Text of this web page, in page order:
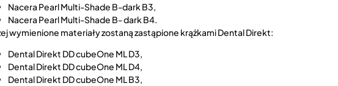
Nacera Pearl Multi-Shade B-dark B3,
Nacera Pearl Multi-Shade B- dark B4.
wymienione materiały zostaną zastąpione krążkami Dental Direkt:
Dental Direkt DD cubeOne ML D3,
Dental Direkt DD cubeOne ML D4,
Dental Direkt DD cubeOne ML B3,